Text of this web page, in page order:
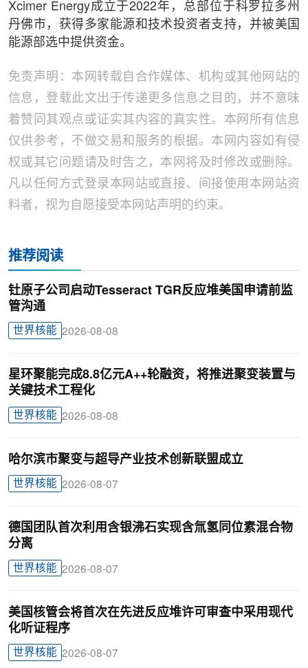
Xcimer Energy成立于2022年，总部位于科罗拉多州
丹佛市，获得多家能源和技术投资者支持，并被美国
能源部选中提供资金。
免责声明：本网转载自合作媒体、机构或其他网站的
信息，登载此文出于传递更多信息之目的，并不意味
着赞同其观点或证实其内容的真实性。本网所有信息
仅供参考，不做交易和服务的根据。本网内容如有侵
权或其它问题请及时告之，本网将及时修改或删除。
凡以任何方式登录本网站或直接、间接使用本网站资
料者，视为自愿接受本网站声明的约束。
推荐阅读
钍原子公司启动Tesseract TGR反应堆美国申请前监
管沟通
世界核能 2026-08-08
星环聚能完成8.8亿元A++轮融资，将推进聚变装置与
关键技术工程化
世界核能 2026-08-08
哈尔滨市聚变与超导产业技术创新联盟成立
世界核能 2026-08-07
德国团队首次利用含银沸石实现含氚氢同位素混合物
分离
世界核能 2026-08-07
美国核管会将首次在先进反应堆许可审查中采用现代
化听证程序
世界核能 2026-08-07